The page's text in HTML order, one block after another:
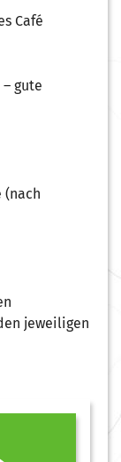
Café
gute
(nach
jeweiligen